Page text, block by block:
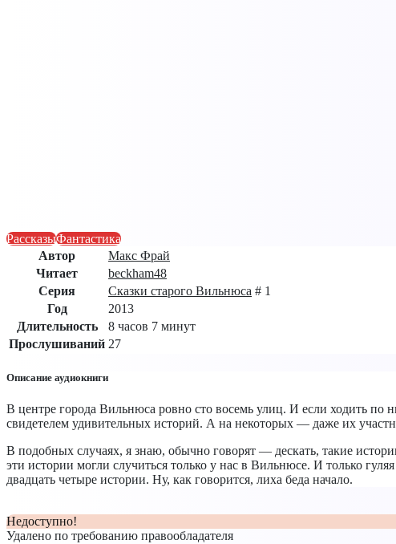
РассказыФантастика
Автор
Макс Фрай
Читает
beckham48
Серия
Сказки старого Вильнюса # 1
Год
2013
Длительность
8 часов 7 минут
Прослушиваний 27
Описание аудиокниги
В центре города Вильнюса ровно сто восемь улиц. И если ходить по
свидетелем удивительных историй. А на некоторых — даже их
В подобных случаях, я знаю, обычно говорят — дескать, такие
эти истории могли случиться только у нас в Вильнюсе. И только
двадцать четыре истории. Ну, как говорится, лиха беда начало.
Недоступно!
Удалено по требованию правообладателя